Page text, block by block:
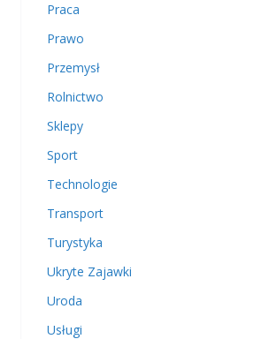
Praca
Prawo
Przemysł
Rolnictwo
Sklepy
Sport
Technologie
Transport
Turystyka
Ukryte Zajawki
Uroda
Usługi